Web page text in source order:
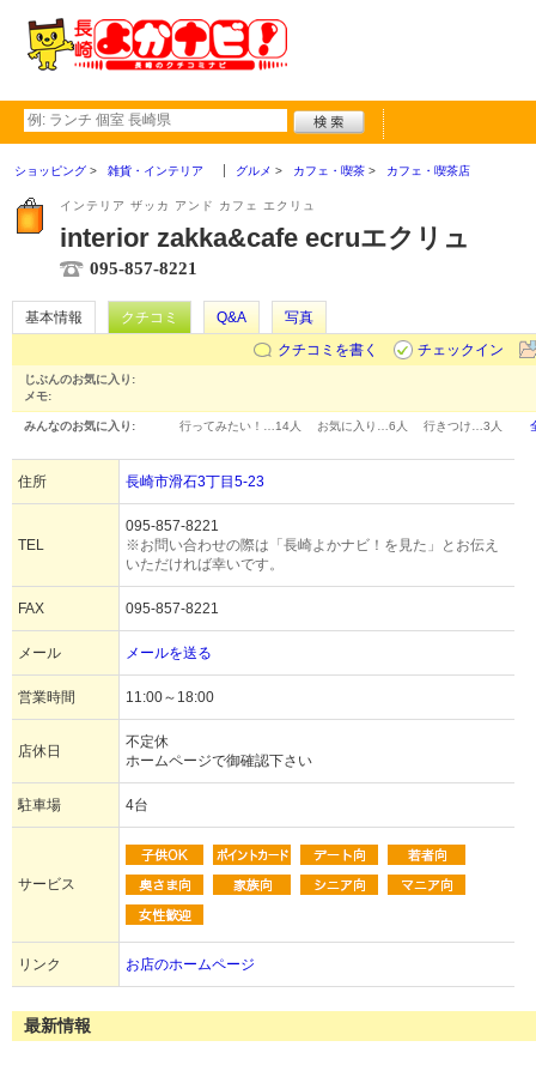
ショッピング 雑貨・インテリア グルメ カフェ・喫茶 カフェ・喫茶店
インテリア ザッカ アンド カフェ エクリュ
interior zakka&cafe ecruエクリュ
095-857-8221
基本情報 クチコミ Q&A
写真
クチコミを書く
チェックイン
じぶんのお気に入り:
メモ:
みんなのお気に入り: 行ってみたい！… 14人 お気に入り… 6人 行きつけ… 3人
住所 長崎市滑石3丁目5-23
TEL
095-857-8221
※お問い合わせの際は「長崎よかナビ！を見た」とお伝え
いただければ幸いです。
FAX 095-857-8221
メール メールを送る
営業時間 11:00～18:00
店休日
不定休
ホームページで御確認下さい
駐車場 4台
サービス
リンク お店のホームページ
最新情報